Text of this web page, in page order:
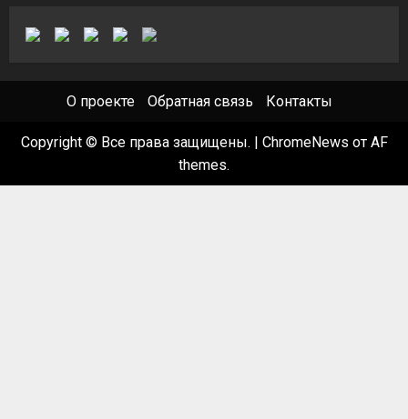
О проекте Обратная связь Контакты
Copyright © Все права защищены. ChromeNews от AF
themes.